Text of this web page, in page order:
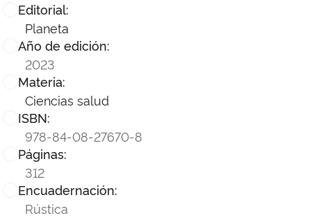
Editorial:
Planeta
Año de edición:
2023
Materia:
Ciencias salud
ISBN:
978-84-08-27670-8
Páginas:
312
Encuadernación:
Rústica